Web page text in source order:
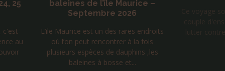
25
c'est-
au
baleines de l’île Maurice –
Septembre 2026
L’ile Maurice est un des rares endroits
où l’on peut rencontrer à la fois
plusieurs espèces de dauphins ,les
baleines à bosse et...